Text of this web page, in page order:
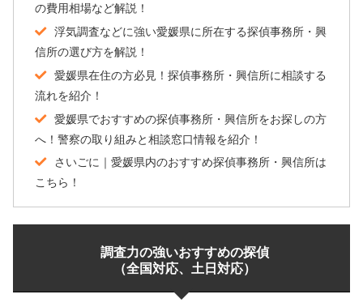
の費用相場など解説！
浮気調査などに強い愛媛県に所在する探偵事務所・興
信所の選び方を解説！
愛媛県在住の方必見！探偵事務所・興信所に相談する
流れを紹介！
愛媛県でおすすめの探偵事務所・興信所をお探しの方
へ！警察の取り組みと相談窓口情報を紹介！
さいごに｜愛媛県内のおすすめ探偵事務所・興信所は
こちら！
調査力の強いおすすめの探偵
（全国対応、土日対応）